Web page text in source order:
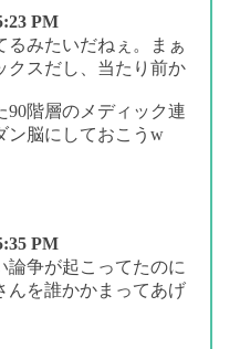
PM
るみたいだねぇ。まぁ
クスだし、当たり前か
90階層のメディック連
ン脳にしておこうw
PM
論争が起こってたのに
んを誰かかまってあげ